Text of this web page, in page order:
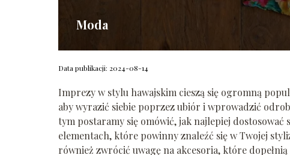
Moda
Data publikacji: 2024-08-14
Imprezy w stylu hawajskim cieszą się ogromną
aby wyrazić siebie poprzez ubiór i wprowadzić
tym postaramy się omówić, jak najlepiej
elementach, które powinny znaleźć się w Twojej
również zwrócić uwagę na akcesoria, które